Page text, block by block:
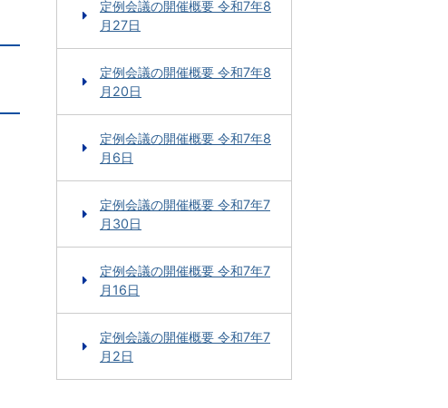
定例会議の開催概要 令和7年8
月27日
定例会議の開催概要 令和7年8
月20日
定例会議の開催概要 令和7年8
月6日
定例会議の開催概要 令和7年7
月30日
定例会議の開催概要 令和7年7
月16日
定例会議の開催概要 令和7年7
月2日